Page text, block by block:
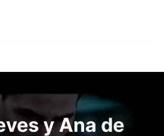
y Ana de